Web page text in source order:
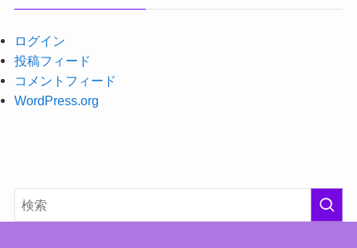
ログイン
投稿フィード
コメントフィード
WordPress.org